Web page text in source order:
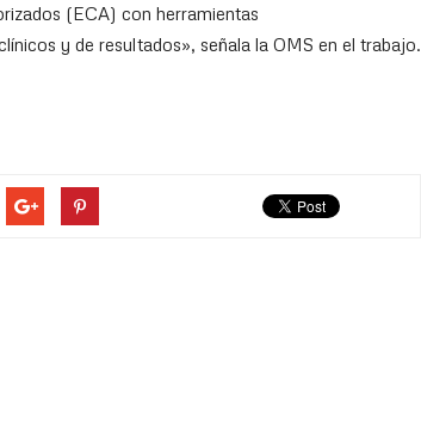
(ECA) con herramientas
y de resultados», señala la OMS en el trabajo.